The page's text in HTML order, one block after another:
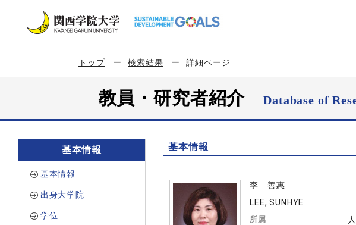
トップ 検索結果 詳細ページ
教員・研究者紹介Database of
基本情報
基本情報
出身大学院
学位
基本情報
李 善惠
LEE, SUNHYE
所属